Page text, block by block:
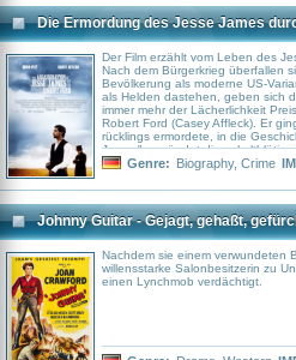
Die Ermordung des Jesse James
Der Film erzählt vom Leben des
Nach dem Bürgerkrieg überfallen
Bevölkerung als moderne US-
als Helden dastehen, geben sich
immer mehr der Lächerlichkeit
Robert Ford (Casey Affleck). Er
rücklings ermordete, in die
James" ergründet diese
Jesse James umgebracht hat.
Genre: Biography, Crime
Johnny Guitar - Gejagt, gehaßt,
Nachdem sie einem verwundeten
willensstarke Salonbesitzerin zu
einen Lynchmob verdächtigt.